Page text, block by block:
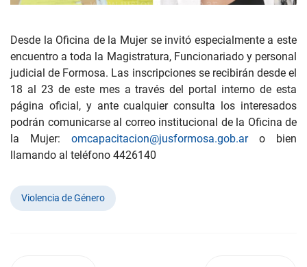
Desde la Oficina de la Mujer se invitó especialmente a este
encuentro a toda la Magistratura, Funcionariado y personal
judicial de Formosa. Las inscripciones se recibirán desde el
18 al 23 de este mes a través del portal interno de esta
página oficial, y ante cualquier consulta los interesados
podrán comunicarse al correo institucional de la Oficina de
la Mujer: omcapacitacion@jusformosa.gob.aro bien
llamando al teléfono 4426140
Violencia de Género